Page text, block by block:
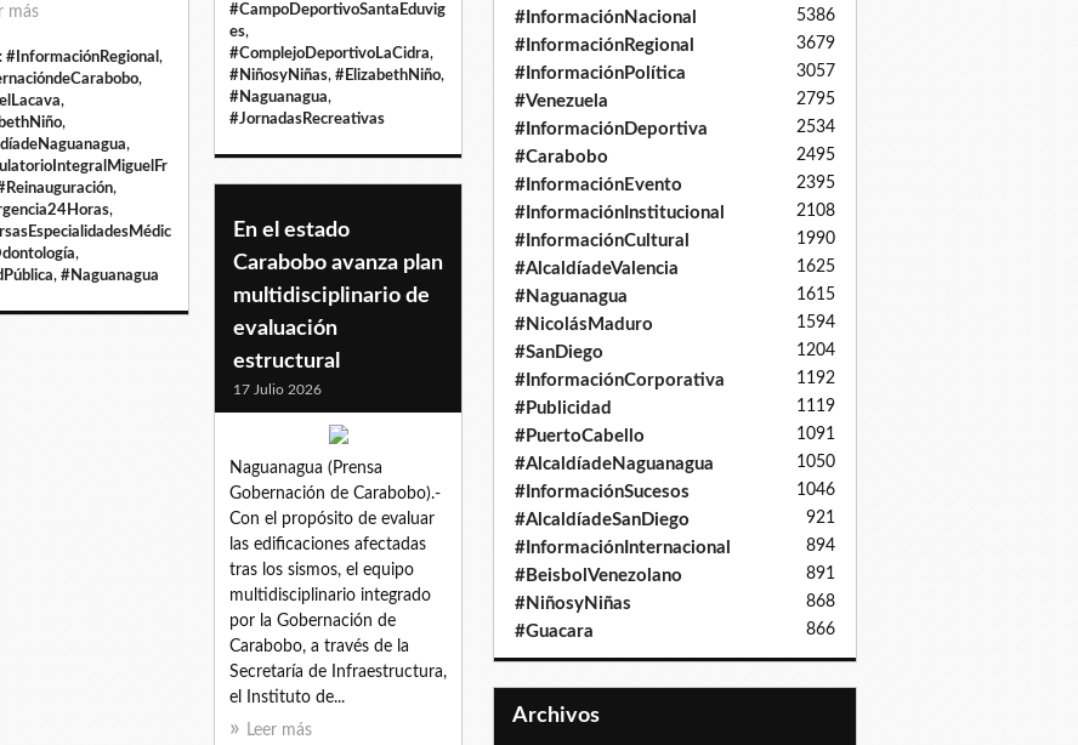
#CampoDeportivoSantaEduvig
es,
#ComplejoDeportivoLaCidra,
#NiñosyNiñas, #ElizabethNiño,
#Naguanagua,
#JornadasRecreativas
más
#InformaciónRegional ,
,
,
,
,
,
,
,
, #Naguanagua
En el estado
Carabobo avanza plan
multidisciplinario de
evaluación
estructural
17 Julio 2026
Naguanagua (Prensa
Gobernación de Carabobo).-
Con el propósito de evaluar
las edificaciones afectadas
tras los sismos, el equipo
multidisciplinario integrado
por la Gobernación de
Carabobo, a través de la
Secretaría de Infraestructura,
el Instituto de...
Leer más
#InformaciónNacional 5386
#InformaciónRegional 3679
#InformaciónPolítica 3057
#Venezuela 2795
#InformaciónDeportiva 2534
#Carabobo 2495
#InformaciónEvento 2395
#InformaciónInstitucional 2108
#InformaciónCultural 1990
#AlcaldíadeValencia 1625
#Naguanagua 1615
#NicolásMaduro 1594
#SanDiego 1204
#InformaciónCorporativa 1192
#Publicidad 1119
#PuertoCabello 1091
#AlcaldíadeNaguanagua 1050
#InformaciónSucesos 1046
#AlcaldíadeSanDiego 921
#InformaciónInternacional 894
#BeisbolVenezolano 891
#NiñosyNiñas 868
#Guacara 866
Archivos